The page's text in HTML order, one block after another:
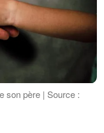
son père | Source :